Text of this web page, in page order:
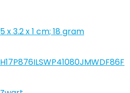
‎5 x 3.2 x 1 cm; 18 gram
‎H17P876ILSWP41080JMWDF86F